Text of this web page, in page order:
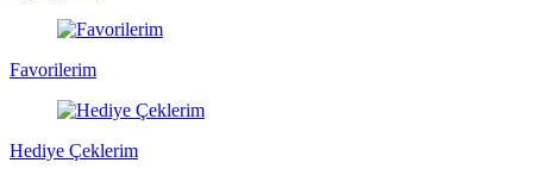
Favorilerim
Hediye Çeklerim